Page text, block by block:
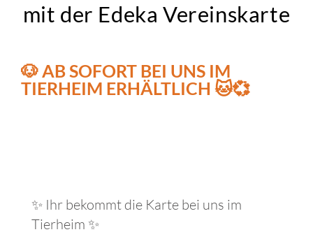
mit der Edeka Vereinskarte
🐶 AB SOFORT BEI UNS IM
TIERHEIM ERHÄLTLICH 🐱💞
✨ Ihr bekommt die Karte bei uns im
Tierheim ✨